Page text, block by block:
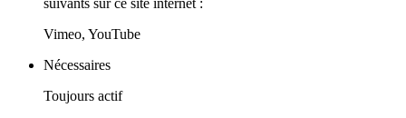
suivants sur ce site internet :
Vimeo, YouTube
Nécessaires
Toujours actif